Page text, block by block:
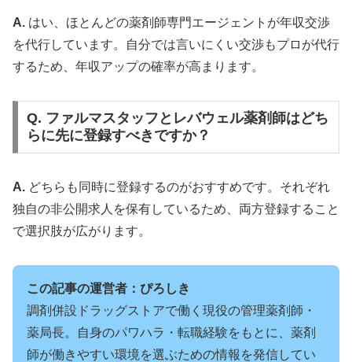
A. はい、ほとんどの薬剤師専門エージェントが年収交渉
を代行しています。自分では言いにくい交渉もプロが代行
するため、年収アップの確率が高まります。
Q. ファルマスタッフとレバウェル薬剤師はどち
らに先に登録すべきですか？
A. どちらも同時に登録するのがおすすめです。それぞれ
独自の非公開求人を保有しているため、両方登録すること
で選択肢が広がります。
この記事の運営者：ぴろしき
調剤併設ドラッグストアで働く現役の管理薬剤師・
薬局長。自身のパワハラ・転職経験をもとに、薬剤
師が働きやすい環境を選ぶための情報を発信してい